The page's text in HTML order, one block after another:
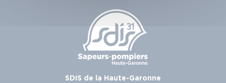
SDIS de la Haute-Garonne